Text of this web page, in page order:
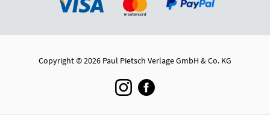
Copyright © 2026 Paul Pietsch Verlage GmbH & Co. KG